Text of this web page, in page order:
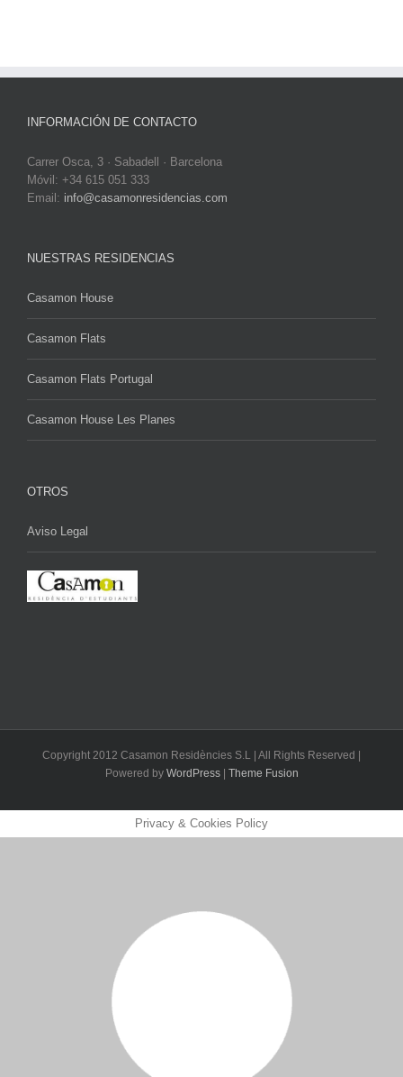
INFORMACIÓN DE CONTACTO
Carrer Osca, 3 · Sabadell · Barcelona
Móvil: +34 615 051 333
Email: info@casamonresidencias.com
NUESTRAS RESIDENCIAS
Casamon House
Casamon Flats
Casamon Flats Portugal
Casamon House Les Planes
OTROS
Aviso Legal
Copyright 2012 Casamon Residències S.L | All Rights Reserved |
Powered by WordPress| Theme Fusion
Privacy & Cookies Policy